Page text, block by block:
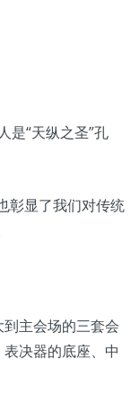
是“天纵之圣”孔
彰显了我们对传统
主会场的三套会
决器的底座、中